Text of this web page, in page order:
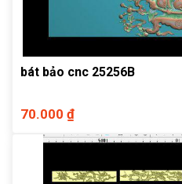
bát bảo cnc 25256B
70.000 ₫